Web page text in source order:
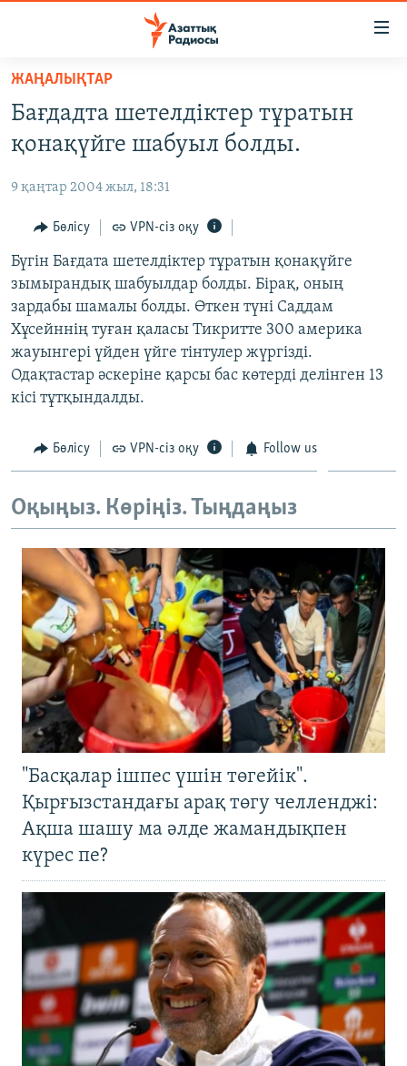
Skip
main
content
to
Navigation
Skip
to
Search
САЯСАТ
AZATTYQTV
ҚАҢТАР ОҚИҒАСЫ
АДАМ ҚҰҚЫҚТАРЫ
ӘЛЕУМЕТ
ӘЛЕМ
АРНАЙЫ ЖОБАЛАР
Русский
Басқа тілдерде
ЖАҢАЛЫҚТАР
Бағдадта шетелдіктер тұратын
қонақүйге шабуыл болды.
9 қаңтар 2004 жыл, 18:31
Бөлісу VPN-сіз оқу
Бүгін Бағдата шетелдіктер тұратын қонақүйге
зымырандық шабуылдар болды. Бірақ, оның
зардабы шамалы болды. Өткен түні Саддам
Хұсейннің туған қаласы Тикритте 300 америка
жауынгері үйден үйге тінтулер жүргізді.
Одақтастар әскеріне қарсы бас көтерді делінген 13
кісі тұтқындалды.
Бөлісу VPN-сіз оқу Follow us
Оқыңыз. Көріңіз. Тыңдаңыз
"Басқалар ішпес үшін төгейік".
Қырғызстандағы арақ төгу челленджі:
Ақша шашу ма әлде жамандықпен
күрес пе?